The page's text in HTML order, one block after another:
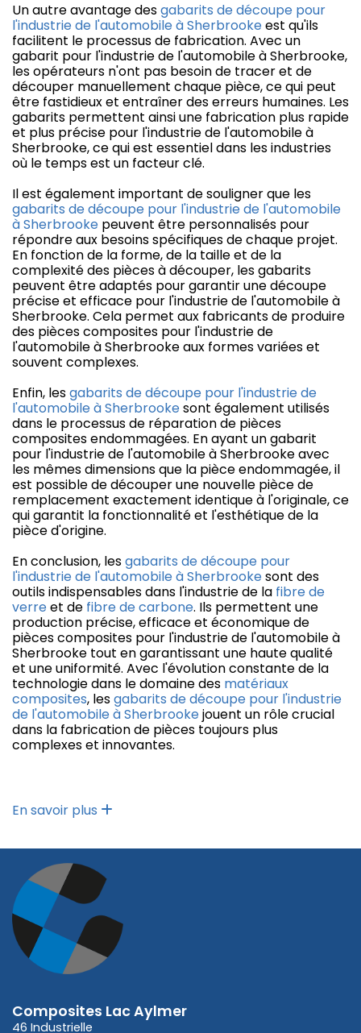
Un autre avantage desgabarits de découpe pour
l'industrie de l'automobile à Sherbrookeest qu'ils
facilitent le processus de fabrication. Avec un
gabarit pour l'industrie de l'automobile à Sherbrooke,
les opérateurs n'ont pas besoin de tracer et de
découper manuellement chaque pièce, ce qui peut
être fastidieux et entraîner des erreurs humaines. Les
gabarits permettent ainsi une fabrication plus rapide
et plus précise pour l'industrie de l'automobile à
Sherbrooke, ce qui est essentiel dans les industries
où le temps est un facteur clé.
Il est également important de souligner que les
gabarits de découpe pour l'industrie de l'automobile
à Sherbrooke peuvent être personnalisés pour
répondre aux besoins spécifiques de chaque projet.
En fonction de la forme, de la taille et de la
complexité des pièces à découper, les gabarits
peuvent être adaptés pour garantir une découpe
précise et efficace pour l'industrie de l'automobile à
Sherbrooke. Cela permet aux fabricants de produire
des pièces composites pour l'industrie de
l'automobile à Sherbrooke aux formes variées et
souvent complexes.
Enfin, lesgabarits de découpe pour l'industrie de
l'automobile à Sherbrookesont également utilisés
dans le processus de réparation de pièces
composites endommagées. En ayant un gabarit
pour l'industrie de l'automobile à Sherbrooke avec
les mêmes dimensions que la pièce endommagée, il
est possible de découper une nouvelle pièce de
remplacement exactement identique à l'originale, ce
qui garantit la fonctionnalité et l'esthétique de la
pièce d'origine.
En conclusion, lesgabarits de découpe pour
l'industrie de l'automobile à Sherbrookesont des
outils indispensables dans l'industrie de la fibre de
verreet de fibre de carbone. Ils permettent une
production précise, efficace et économique de
pièces composites pour l'industrie de l'automobile à
Sherbrooke tout en garantissant une haute qualité
et une uniformité. Avec l'évolution constante de la
technologie dans le domaine des matériaux
composites, lesgabarits de découpe pour l'industrie
de l'automobile à Sherbrookejouent un rôle crucial
dans la fabrication de pièces toujours plus
complexes et innovantes.
En savoir plus
Composites Lac Aylmer
46 Industrielle